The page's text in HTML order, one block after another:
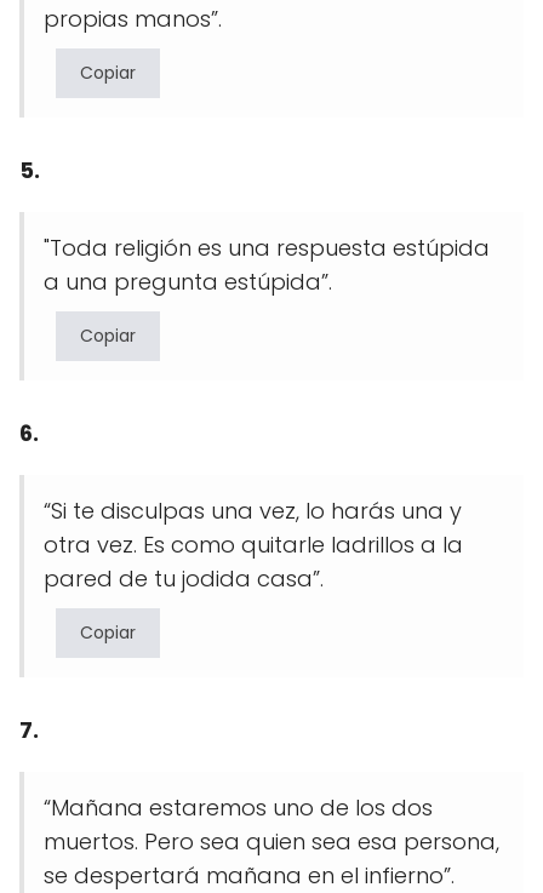
propias manos”.
Copiar
5.
"Toda religión es una respuesta estúpida
a una pregunta estúpida”.
Copiar
6.
“Si te disculpas una vez, lo harás una y
otra vez. Es como quitarle ladrillos a la
pared de tu jodida casa”.
Copiar
7.
“Mañana estaremos uno de los dos
muertos. Pero sea quien sea esa persona,
se despertará mañana en el infierno”.